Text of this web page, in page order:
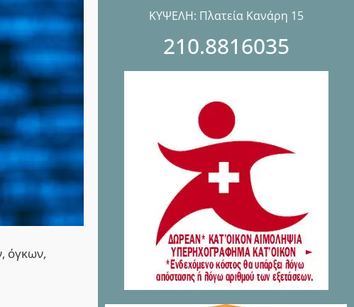
όγκων,
ΚΥΨΕΛΗ: Πλατεία Κανάρη 15
210.8816035